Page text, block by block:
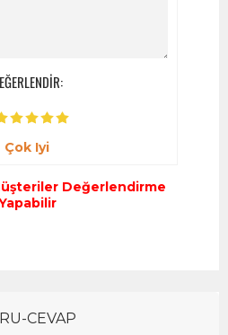
Çok Iyi
Değerlendirme
CEVAP